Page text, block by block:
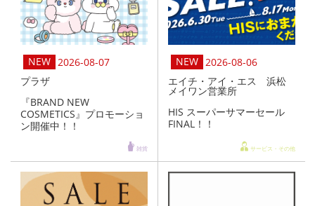
2026-08-07
プラザ
『BRAND NEW
COSMETICS』プロモーショ
ン開催中！！
雑貨
2026-08-06
エイチ・アイ・エス 浜松
メイワン営業所
HIS スーパーサマーセール
FINAL！！
サービス・その他